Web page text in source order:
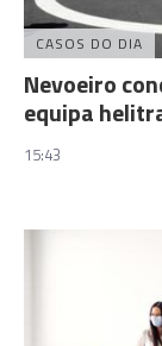
CASOS DO DIA
Nevoeiro
equipa
15:43